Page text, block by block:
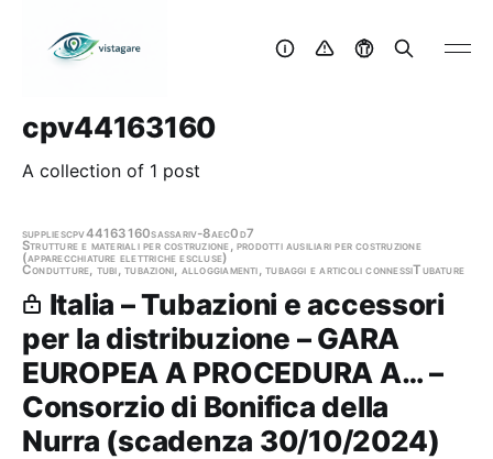
cpv44163160
A collection of 1 post
suppliescpv44163160sassariv-8aec0d7
Strutture e materiali per costruzione, prodotti ausiliari per costruzione
(apparecchiature elettriche escluse)
Condutture, tubi, tubazioni, alloggiamenti, tubaggi e articoli connessiTubature
Italia – Tubazioni e accessori
per la distribuzione – GARA
EUROPEA A PROCEDURA A… –
Consorzio di Bonifica della
Nurra (scadenza 30/10/2024)